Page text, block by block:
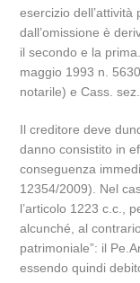
esercizio
dall’omissione è
il secondo e la
maggio 1993 n.
notarile) e Cass.
Il creditore deve
danno consistito in
conseguenza
12354/2009). Nel
l’articolo 1223 c.c.,
alcunché, al
patrimoniale”: il
essendo quindi